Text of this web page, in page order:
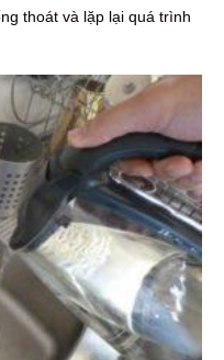
thoát và lặp lại quá trình